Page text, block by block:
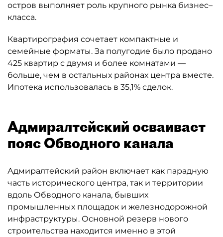
остров выполняет роль крупного рынка бизнес–
класса.
Квартирография сочетает компактные и
семейные форматы. За полугодие было продано
425 квартир с двумя и более комнатами —
больше, чем в остальных районах центра вместе.
Ипотека использовалась в 35,1% сделок.
Адмиралтейский осваивает
пояс Обводного канала
Адмиралтейский район включает как парадную
часть исторического центра, так и территории
вдоль Обводного канала, бывших
промышленных площадок и железнодорожной
инфраструктуры. Основной резерв нового
строительства находится именно в этой